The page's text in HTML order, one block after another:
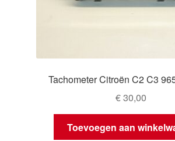
Tachometer Citroën C2 C3
€30,00
Toevoegen aan